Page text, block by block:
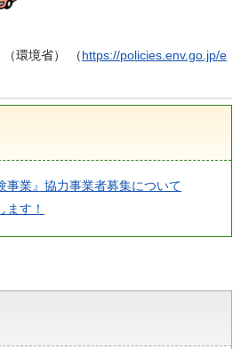
環境省） （https://policies.env.go.jp/e
事業』協力事業者募集について
ます！